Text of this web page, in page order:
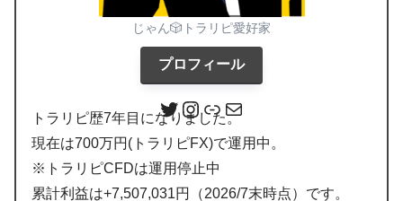
じゃん🎲トラリピ愛好家
プロフィール
トラリピ歴7年目になりました。
現在は700万円(トラリピFX)で運用中。
※トラリピCFDは運用停止中
累計利益は+7,507,031円（2026/7末時点）です。